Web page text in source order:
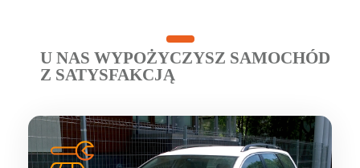
U NAS WYPOŻYCZYSZ SAMOCHÓD
Z SATYSFAKCJĄ